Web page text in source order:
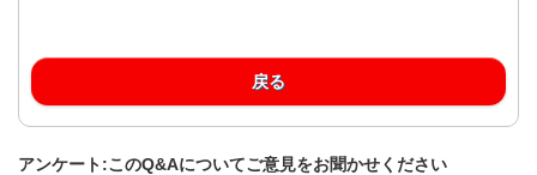
戻る
アンケート:このQ&Aについてご意見をお聞かせください